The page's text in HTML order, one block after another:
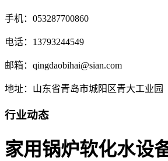
手机：053287700860
电话：13793244549
邮箱：qingdaobihai@sian.com
地址：山东省青岛市城阳区青大工业园
行业动态
家用锅炉软化水设